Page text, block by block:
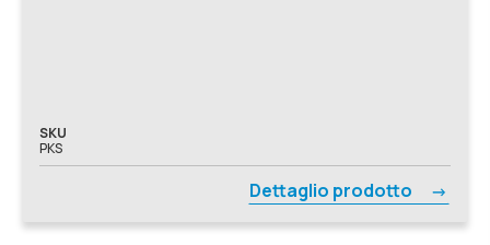
SKU
PKS
Dettaglio prodotto